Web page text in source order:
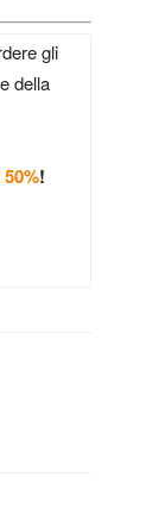
gli
della
!